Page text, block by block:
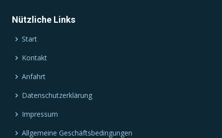
Nützliche Links
Start
Kontakt
Anfahrt
Datenschutzerklärung
Impressum
Allgemeine Geschäftsbedingungen